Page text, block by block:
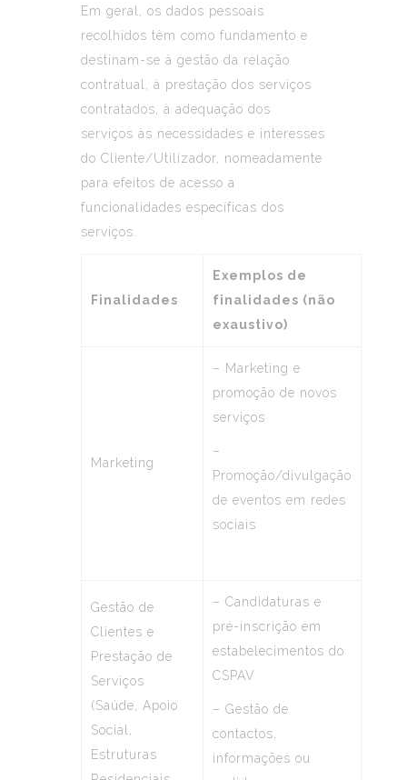
Em geral, os dados pessoais
recolhidos têm como fundamento e
destinam-se à gestão da relação
contratual, à prestação dos serviços
contratados, à adequação dos
serviços às necessidades e interesses
do Cliente/Utilizador, nomeadamente
para efeitos de acesso a
funcionalidades específicas dos
serviços.
Finalidades
Exemplos de
finalidades (não
exaustivo)
Marketing
– Marketing e
promoção de novos
serviços
–
Promoção/divulgação
de eventos em redes
sociais
Gestão de
Clientes e
Prestação de
Serviços
(Saúde, Apoio
Social,
Estruturas
– Candidaturas e
pré-inscrição em
estabelecimentos do
CSPAV
– Gestão de
contactos,
informações ou